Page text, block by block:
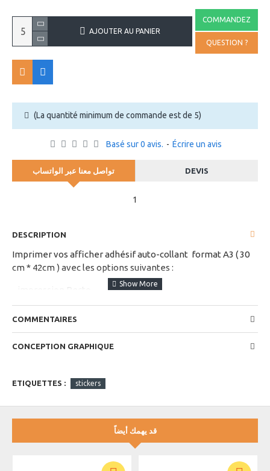
Basé sur 0 avis. - Écrire un avis
AJOUTER AU PANIER
COMMANDEZ
QUESTION ?
(La quantité minimum de commande est de 5)
تواصل معنا عبر الواتساب DEVIS
1
DESCRIPTION
Imprimer vos afficher adhésif auto-collant format A3 ( 30
cm * 42cm ) avec les options suivantes :
- impression Recto
- Utilisé sur : Boite, Bouteille, Vitre, Mur, Plastic, Papier, ...
COMMENTAIRES
CONCEPTION GRAPHIQUE
ETIQUETTES : stickers
قد يهمك أيضاً